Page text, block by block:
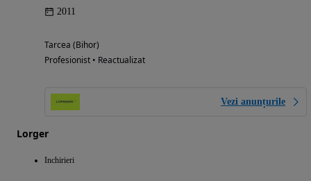
2011
Tarcea (Bihor)
Profesionist • Reactualizat
Vezi anunțurile
Lorger
Inchirieri